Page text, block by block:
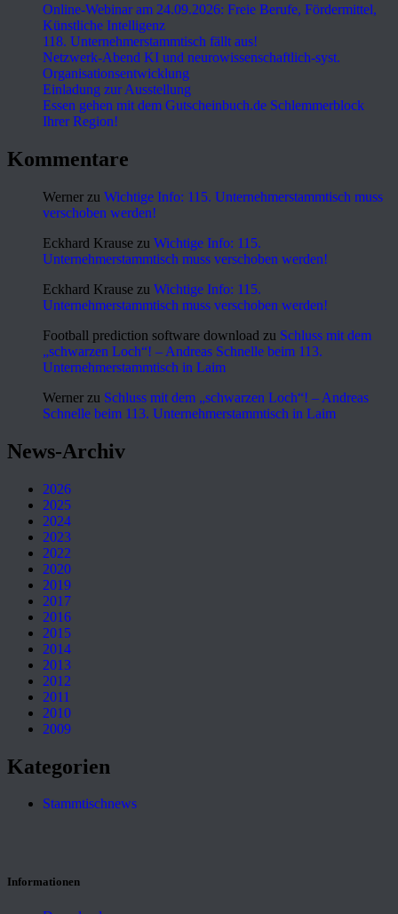
Online-Webinar am 24.09.2026: Freie Berufe, Fördermittel,
Künstliche Intelligenz
118. Unternehmerstammtisch fällt aus!
Netzwerk-Abend KI und neurowissenschaftlich-syst.
Organisationsentwicklung
Einladung zur Ausstellung
Essen gehen mit dem Gutscheinbuch.de Schlemmerblock
Ihrer Region!
Kommentare
Werner zu Wichtige Info: 115. Unternehmerstammtisch muss
verschoben werden!
Eckhard Krause zu Wichtige Info: 115.
Unternehmerstammtisch muss verschoben werden!
Eckhard Krause zu Wichtige Info: 115.
Unternehmerstammtisch muss verschoben werden!
Football prediction software download zu Schluss mit dem
„schwarzen Loch“! – Andreas Schnelle beim 113.
Unternehmerstammtisch in Laim
Werner zu Schluss mit dem „schwarzen Loch“! – Andreas
Schnelle beim 113. Unternehmerstammtisch in Laim
News-Archiv
2026
2025
2024
2023
2022
2020
2019
2017
2016
2015
2014
2013
2012
2011
2010
2009
Kategorien
Stammtischnews
Informationen